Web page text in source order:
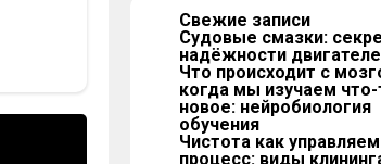
Свежие записи
Судовые смазки:
надёжности
Что происходит с
когда мы изучаем что-
новое: нейробиология
обучения
Чистота как
процесс: виды